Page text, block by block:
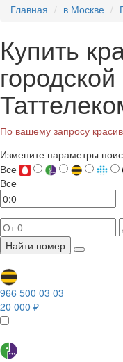
Главная в Москве
Купить
По вашему запросу
Измените параметры
Все
Все
Найти номер
966 500 03 03
20 000 ₽